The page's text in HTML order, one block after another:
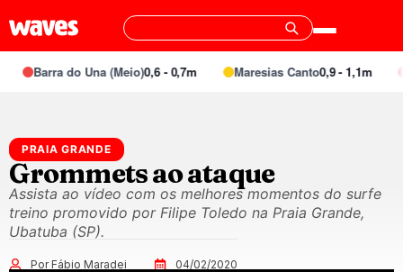
Barra do Una (Meio)0,6 - 0,7m Maresias Canto0,9 - 1,1m
PRAIA GRANDE
Grommets ao ataque
Assista ao vídeo com os melhores momentos do surfe
treino promovido por Filipe Toledo na Praia Grande,
Ubatuba (SP).
Por Fábio Maradei 04/02/2020